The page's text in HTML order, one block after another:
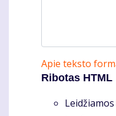
Apie teksto
Ribotas HTML